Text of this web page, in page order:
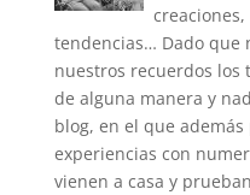
tendencias… Dado que
nuestros recuerdos
de alguna manera y
blog, en el que
experiencias con
vienen a casa y